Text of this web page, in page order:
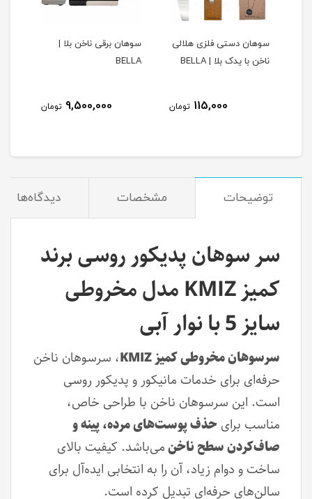
سوهان دستی فلزی هلالی
ناخن با یدک بلا | BELLA
115,000 تومان
سوهان برقی ناخن بلا |
BELLA
9,500,000 تومان
توضیحات مشخصات دیدگاه‌ها
سر سوهان پدیکور روسی برند
کمیز KMIZ مدل مخروطی
سایز 5 با نوار آبی
سرسوهان مخروطی کمیز KMIZ
، سرسوهان ناخن
حرفه‌ای برای خدمات مانیکور و پدیکور روسی
است. این سرسوهان ناخن با طراحی خاص،
مناسب برایحذف پوست‌های مرده، پینه و
صاف‌کردن سطح ناخنمی‌باشد. کیفیت بالای
ساخت و دوام زیاد، آن را به انتخابی ایده‌آل برای
سالن‌های حرفه‌ای تبدیل کرده است.